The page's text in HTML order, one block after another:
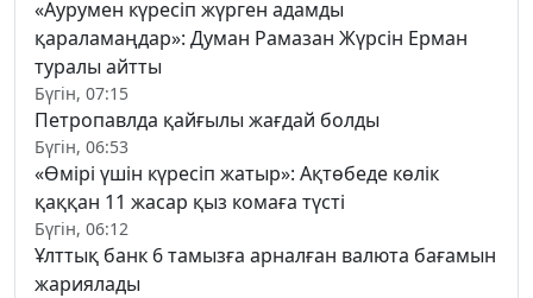
«Аурумен күресіп жүрген адамды
қараламаңдар»: Думан Рамазан Жүрсін Ерман
туралы айтты
Бүгін, 07:15
Петропавлда қайғылы жағдай болды
Бүгін, 06:53
«Өмірі үшін күресіп жатыр»: Ақтөбеде көлік
қаққан 11 жасар қыз комаға түсті
Бүгін, 06:12
Ұлттық банк 6 тамызға арналған валюта бағамын
жариялады